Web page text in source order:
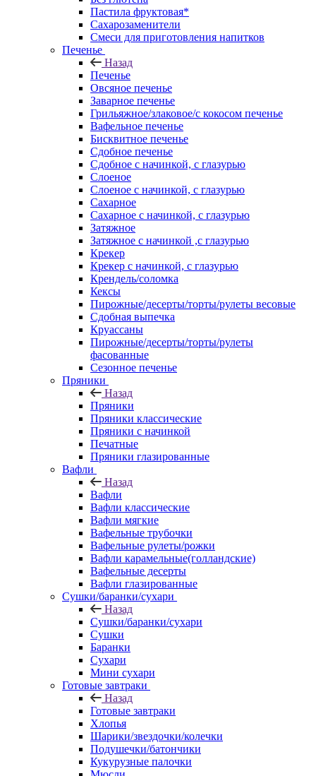
Пастила фруктовая*
Сахарозаменители
Смеси для приготовления напитков
Печенье
Назад
Печенье
Овсяное печенье
Заварное печенье
Грильяжное/злаковое/с кокосом печенье
Вафельное печенье
Бисквитное печенье
Сдобное печенье
Сдобное с начинкой, с глазурью
Слоеное
Слоеное с начинкой, с глазурью
Сахарное
Сахарное с начинкой, с глазурью
Затяжное
Затяжное с начинкой ,с глазурью
Крекер
Крекер с начинкой, с глазурью
Крендель/соломка
Кексы
Пирожные/десерты/торты/рулеты весовые
Сдобная выпечка
Круассаны
Пирожные/десерты/торты/рулеты
фасованные
Сезонное печенье
Пряники
Назад
Пряники
Пряники классические
Пряники с начинкой
Печатные
Пряники глазированные
Вафли
Назад
Вафли
Вафли классические
Вафли мягкие
Вафельные трубочки
Вафельные рулеты/рожки
Вафли карамельные(голландские)
Вафельные десерты
Вафли глазированные
Сушки/баранки/сухари
Назад
Сушки/баранки/сухари
Сушки
Баранки
Сухари
Мини сухари
Готовые завтраки
Назад
Готовые завтраки
Хлопья
Шарики/звездочки/колечки
Подушечки/батончики
Кукурузные палочки